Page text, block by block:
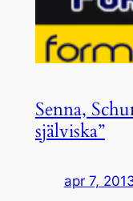
Senna,
själviska”
apr 7,